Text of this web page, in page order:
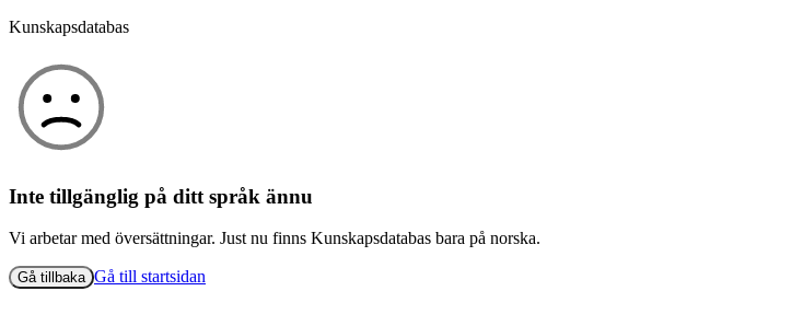
Kunskapsdatabas
Inte tillgänglig på ditt språk ännu
Vi arbetar med översättningar. Just nu finns Kunskapsdatabas bara på norska.
Gå tillbaka Gå till startsidan